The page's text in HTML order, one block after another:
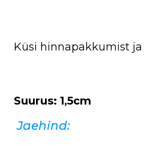
Küsi hinnapakkumist
Suurus: 1,5cm
Jaehind: